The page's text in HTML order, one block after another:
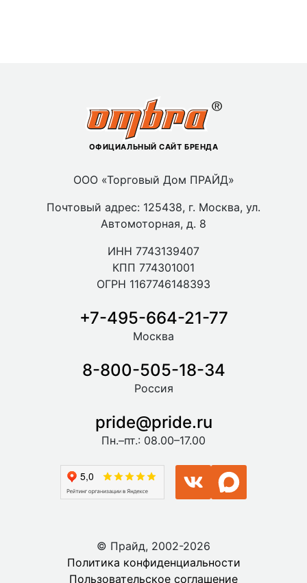
ОФИЦИАЛЬНЫЙ САЙТ БРЕНДА
ООО «Торговый Дом ПРАЙД»
Почтовый адрес: 125438, г. Москва, ул.
Автомоторная, д. 8
ИНН 7743139407
КПП 774301001
ОГРН 1167746148393
+7-495-664-21-77
Москва
8-800-505-18-34
Россия
pride@pride.ru
Пн.–пт.: 08.00–17.00
© Прайд, 2002-2026
Политика конфиденциальности
Пользовательское соглашение